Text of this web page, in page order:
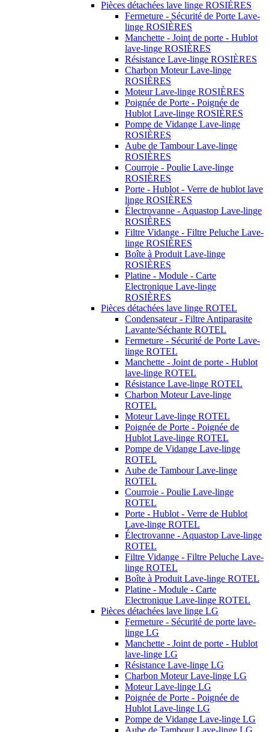
Pièces détachées lave linge ROSIÈRES
Fermeture - Sécurité de Porte Lave-
linge ROSIÈRES
Manchette - Joint de porte - Hublot
lave-linge ROSIÈRES
Résistance Lave-linge ROSIÈRES
Charbon Moteur Lave-linge
ROSIÈRES
Moteur Lave-linge ROSIÈRES
Poignée de Porte - Poignée de
Hublot Lave-linge ROSIÈRES
Pompe de Vidange Lave-linge
ROSIÈRES
Aube de Tambour Lave-linge
ROSIÈRES
Courroie - Poulie Lave-linge
ROSIÈRES
Porte - Hublot - Verre de hublot lave
linge ROSIÈRES
Électrovanne - Aquastop Lave-linge
ROSIÈRES
Filtre Vidange - Filtre Peluche Lave-
linge ROSIÈRES
Boîte à Produit Lave-linge
ROSIÈRES
Platine - Module - Carte
Electronique Lave-linge
ROSIÈRES
Pièces détachées lave linge ROTEL
Condensateur - Filtre Antiparasite
Lavante/Séchante ROTEL
Fermeture - Sécurité de Porte Lave-
linge ROTEL
Manchette - Joint de porte - Hublot
lave-linge ROTEL
Résistance Lave-linge ROTEL
Charbon Moteur Lave-linge
ROTEL
Moteur Lave-linge ROTEL
Poignée de Porte - Poignée de
Hublot Lave-linge ROTEL
Pompe de Vidange Lave-linge
ROTEL
Aube de Tambour Lave-linge
ROTEL
Courroie - Poulie Lave-linge
ROTEL
Porte - Hublot - Verre de Hublot
Lave-linge ROTEL
Électrovanne - Aquastop Lave-linge
ROTEL
Filtre Vidange - Filtre Peluche Lave-
linge ROTEL
Boîte à Produit Lave-linge ROTEL
Platine - Module - Carte
Electronique Lave-linge ROTEL
Pièces détachées lave linge LG
Fermeture - Sécurité de porte lave-
linge LG
Manchette - Joint de porte - Hublot
lave-linge LG
Résistance Lave-linge LG
Charbon Moteur Lave-linge LG
Moteur Lave-linge LG
Poignée de Porte - Poignée de
Hublot Lave-linge LG
Pompe de Vidange Lave-linge LG
Aube de Tambour Lave-linge LG